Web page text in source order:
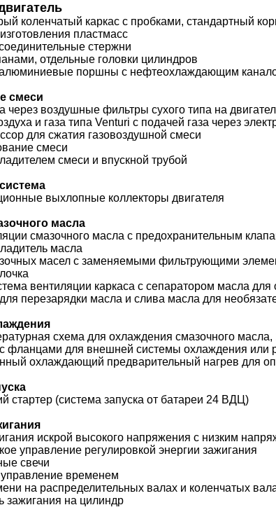
коленчатый каркас с пробками, стандартный
пластмасс
стержни
отдельные головки цилиндров
поршны с нефтеохлаждающим
смеси
через воздушные фильтры сухого типа на
и газа типа Venturi с подачей газа через
для сжатия газовоздушной смеси
смеси
смеси и впускной трубой
выхлопные коллекторы двигателя
масла
смазочного масла с предохранительным
масла
масел с заменяемыми фильтрующими
вентиляции каркаса с сепаратором масла для
перезарядки масла и слива масла для
схема для охлаждения смазочного
фланцами для внешней системы охлаждения или
охлаждающий предварительный нагрев для
стартер (система запуска от батареи 24 ВДЦ)
искрой высокого напряжения с низким
управление регулировкой энергии зажигания
свечи
временем
на распределительных валах и коленчатых
зажигания на цилиндр